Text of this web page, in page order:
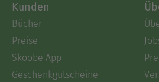
Kunden
Bücher
Preise
Skoobe App
Geschenkgutscheine